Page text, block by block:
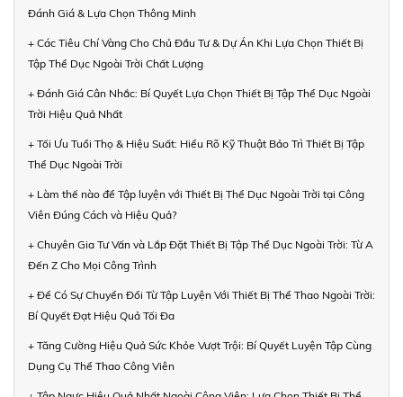
Đánh Giá & Lựa Chọn Thông Minh
+ Các Tiêu Chí Vàng Cho Chủ Đầu Tư & Dự Án Khi Lựa Chọn Thiết Bị
Tập Thể Dục Ngoài Trời Chất Lượng
+ Đánh Giá Cân Nhắc: Bí Quyết Lựa Chọn Thiết Bị Tập Thể Dục Ngoài
Trời Hiệu Quả Nhất
+ Tối Ưu Tuổi Thọ & Hiệu Suất: Hiểu Rõ Kỹ Thuật Bảo Trì Thiết Bị Tập
Thể Dục Ngoài Trời
+ Làm thế nào để Tập luyện với Thiết Bị Thể Dục Ngoài Trời tại Công
Viên Đúng Cách và Hiệu Quả?
+ Chuyên Gia Tư Vấn và Lắp Đặt Thiết Bị Tập Thể Dục Ngoài Trời: Từ A
Đến Z Cho Mọi Công Trình
+ Để Có Sự Chuyển Đổi Từ Tập Luyện Với Thiết Bị Thể Thao Ngoài Trời:
Bí Quyết Đạt Hiệu Quả Tối Đa
+ Tăng Cường Hiệu Quả Sức Khỏe Vượt Trội: Bí Quyết Luyện Tập Cùng
Dụng Cụ Thể Thao Công Viên